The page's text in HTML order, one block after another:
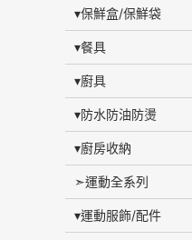
▾保鮮盒/保鮮袋
▾餐具
▾廚具
▾防水防油防燙
▾廚房收納
➣運動全系列
▾運動服飾/配件